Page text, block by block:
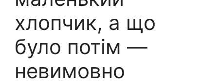
хлопчик, а що
було потім —
невимовно